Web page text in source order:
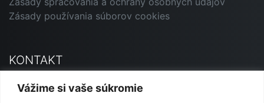
Vážime si vaše súkromie
Zásady používania súborov cookies
KONTAKT
Primavera Andorrana SK